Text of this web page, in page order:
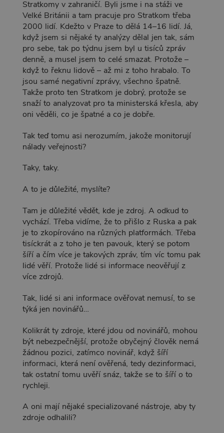
Stratkomy v zahraničí. Byli jsme i na stáži ve
Velké Británii a tam pracuje pro Stratkom třeba
2000 lidí. Kdežto v Praze to dělá 14–16 lidí. Já,
když jsem si nějaké ty analýzy dělal jen tak, sám
pro sebe, tak po týdnu jsem byl u tisíců zpráv
denně, a musel jsem to celé smazat. Protože –
když to řeknu lidově – až mi z toho hrabalo. To
jsou samé negativní zprávy, všechno špatně.
Takže proto ten Stratkom je dobrý, protože se
snaží to analyzovat pro ta ministerská křesla, aby
oni věděli, co je špatné a co je dobře.
Tak teď tomu asi nerozumím, jakože monitorují
nálady veřejnosti?
Taky, taky.
A to je důležité, myslíte?
Tam je důležité vědět, kde je zdroj. A odkud to
vychází. Třeba vidíme, že to přišlo z Ruska a pak
je to zkopírováno na různých platformách. Třeba
tisíckrát a z toho je ten pavouk, který se potom
šíří a čím více je takových zpráv, tím víc tomu pak
lidé věří. Protože lidé si informace neověřují z
více zdrojů.
Tak, lidé si ani informace ověřovat nemusí, to se
týká jen novinářů…
Kolikrát ty zdroje, které jdou od novinářů, mohou
být nebezpečnější, protože obyčejný člověk nemá
žádnou pozici, zatímco novinář, když šíří
informaci, která není ověřená, tedy dezinformaci,
tak ostatní tomu uvěří snáz, takže se to šíří o to
rychleji.
A oni mají nějaké specializované nástroje, aby ty
zdroje odhalili?